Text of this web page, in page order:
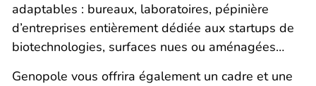
adaptables : bureaux, laboratoires, pépinière
d’entreprises entièrement dédiée aux startups de
biotechnologies, surfaces nues ou aménagées…
Genopole vous offrira également un cadre et une